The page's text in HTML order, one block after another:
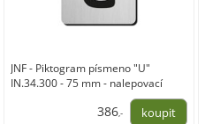
JNF - Piktogram písmeno "U"
IN.34.300 - 75 mm - nalepovací
386,-